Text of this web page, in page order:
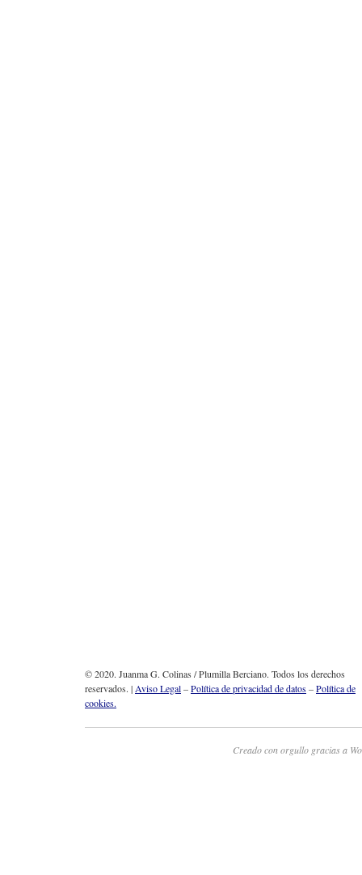
© 2020. Juanma G. Colinas / Plumilla Berciano. Todos los derechos
reservados. |Aviso Legal–Política de privacidad de datos–Política de
cookies.
Creado con orgullo gracias a